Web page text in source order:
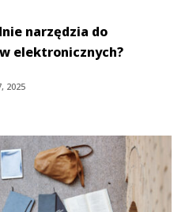
narzędzia do
elektronicznych?
2025